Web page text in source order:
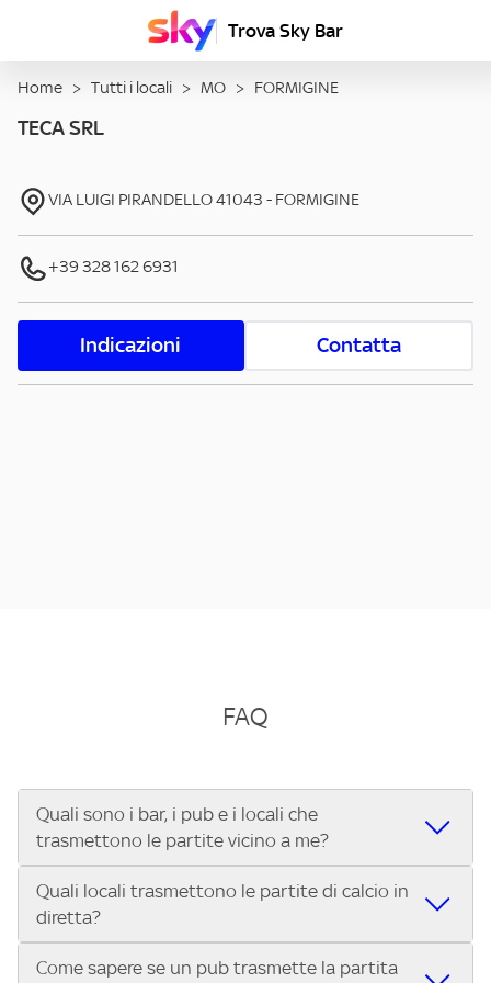
Trova Sky Bar
Home > Tutti i locali > MO > FORMIGINE
TECA SRL
VIA LUIGI PIRANDELLO41043 - FORMIGINE
+39 328 162 6931
Indicazioni Contatta
FAQ
Quali sono i bar, i pub e i locali che
trasmettono le partite vicino a me?
Se cerchi un bar, pub, ristorante o locale vicino a te per
vedere le partite di Serie A ENILIVE, la Serie C Sky Wifi, la
UEFA Champions League, la UEFA Europa League, la UEFA
Conference League, il Tennis, la Formula 1®, la MotoGP™ e
Quali locali trasmettono le partite di calcio in
diretta?
Vuoi sapere quali bar, pub o ristoranti mostrano le partite
Come sapere se un pub trasmette la partita